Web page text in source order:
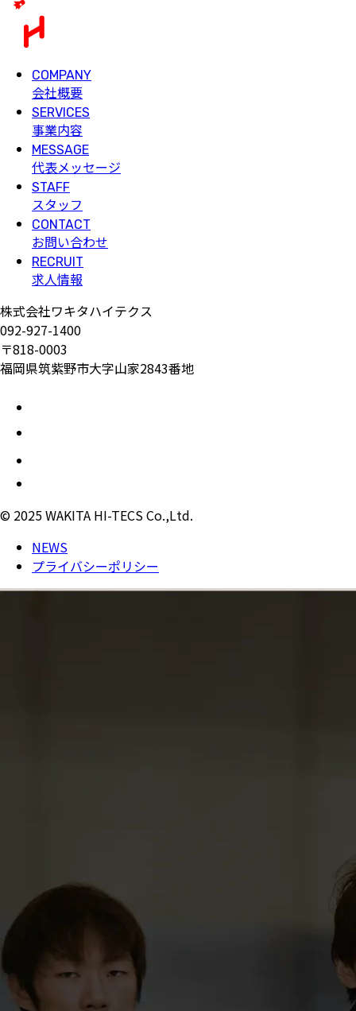
COMPANY
会社概要
SERVICES
事業内容
MESSAGE
代表メッセージ
STAFF
スタッフ
CONTACT
お問い合わせ
RECRUIT
求人情報
株式会社ワキタハイテクス
092-927-1400
〒818-0003
福岡県筑紫野市大字山家2843番地
© 2025 WAKITA HI-TECS Co.,Ltd.
NEWS
プライバシーポリシー